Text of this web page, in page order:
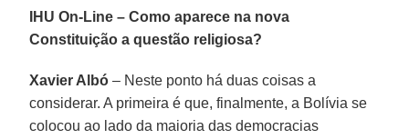
IHU On-Line – Como aparece na nova
Constituição a questão religiosa?
Xavier Albó – Neste ponto há duas coisas a
considerar. A primeira é que, finalmente, a Bolívia se
colocou ao lado da maioria das democracias